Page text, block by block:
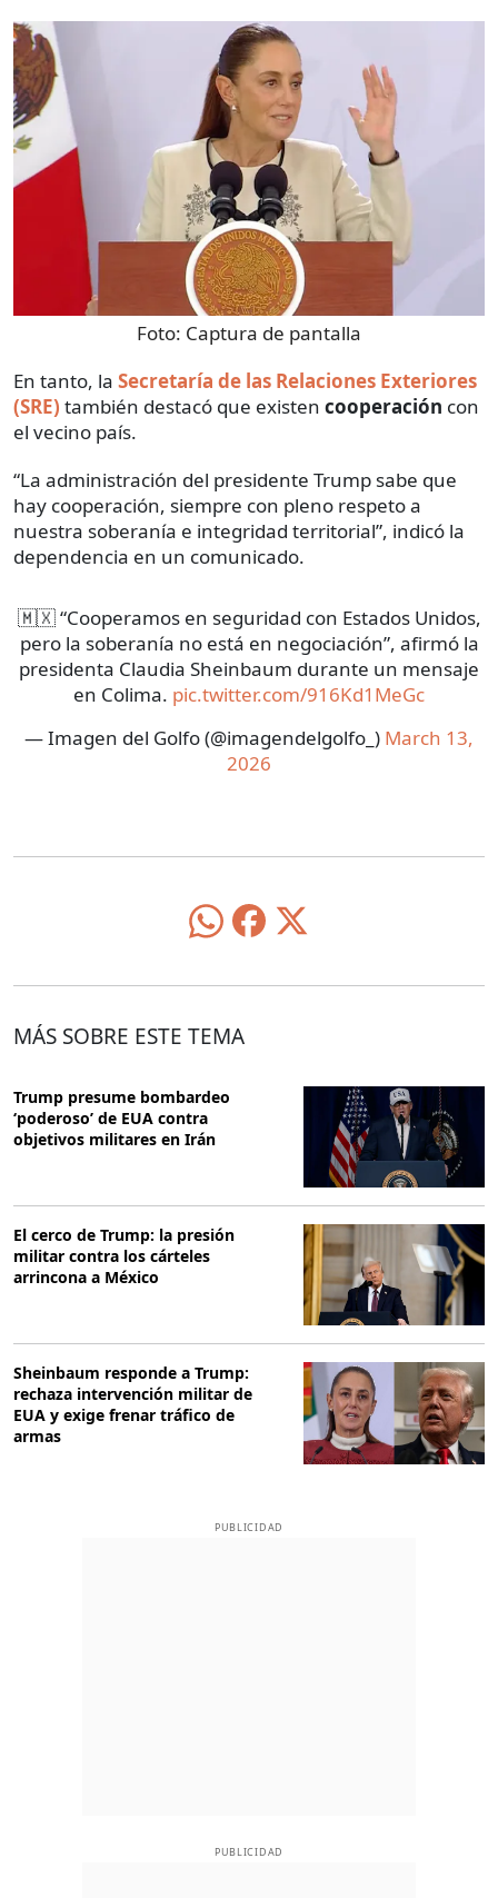
Foto: Captura de pantalla
En tanto, la Secretaría de las Relaciones Exteriores
(SRE) también destacó que existen cooperación con
el vecino país.
“La administración del presidente Trump sabe que
hay cooperación, siempre con pleno respeto a
nuestra soberanía e integridad territorial”, indicó la
dependencia en un comunicado.
🇲🇽 “Cooperamos en seguridad con Estados Unidos,
pero la soberanía no está en negociación”, afirmó la
presidenta Claudia Sheinbaum durante un mensaje
en Colima. pic.twitter.com/916Kd1MeGc
— Imagen del Golfo (@imagendelgolfo_) March 13,
2026
MÁS SOBRE ESTE TEMA
Trump presume bombardeo
‘poderoso’ de EUA contra
objetivos militares en Irán
El cerco de Trump: la presión
militar contra los cárteles
arrincona a México
Sheinbaum responde a Trump:
rechaza intervención militar de
EUA y exige frenar tráfico de
armas
PUBLICIDAD
PUBLICIDAD